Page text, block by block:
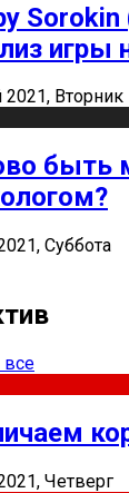
игры
Вторник
быть
Суббота
все
Четверг